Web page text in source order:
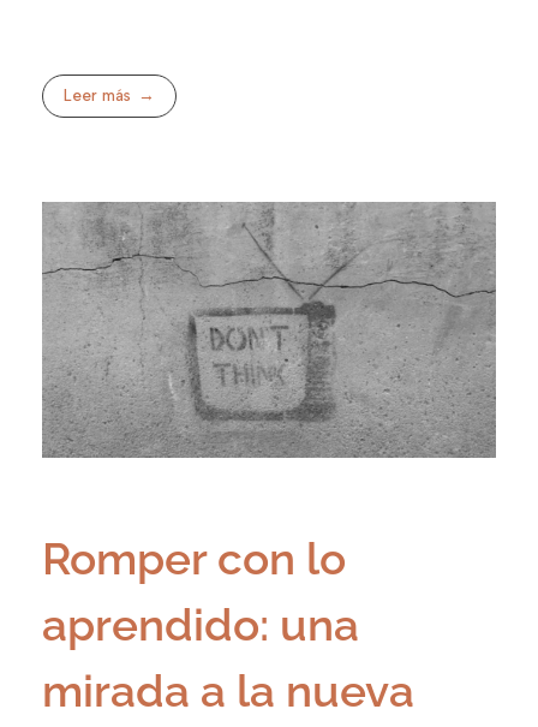
Leer más
Romper con lo
aprendido: una
mirada a la nueva